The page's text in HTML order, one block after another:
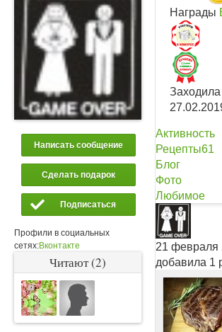
Написать сообщение
Сделать подарок
Подписаться
Профили в социальных
сетях:Вконтакте
Читают (2)
Награды
Заходила
Активность
Рецепты61
Блог
Фото
Любимое
21 февраля
добавила 1